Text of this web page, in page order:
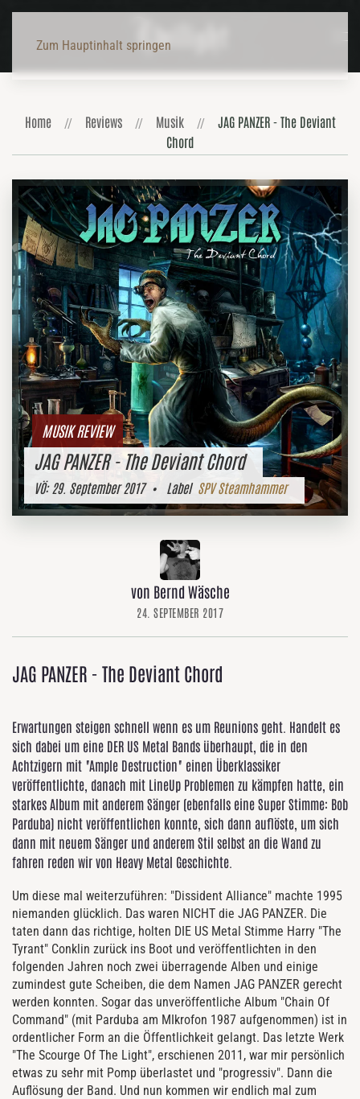
Zum Hauptinhalt springen
Home Reviews Musik
JAG PANZER - The Deviant
Chord
MUSIK REVIEW
JAG PANZER - The Deviant Chord
VÖ:29. September 2017• Label SPV Steamhammer
von Bernd Wäsche
24. SEPTEMBER 2017
JAG PANZER - The Deviant Chord
Erwartungen steigen schnell wenn es um Reunions geht. Handelt es
sich dabei um eine DER US Metal Bands überhaupt, die in den
Achtzigern mit "Ample Destruction" einen Überklassiker
veröffentlichte, danach mit LineUp Problemen zu kämpfen hatte, ein
starkes Album mit anderem Sänger (ebenfalls eine Super Stimme: Bob
Parduba) nicht veröffentlichen konnte, sich dann auflöste, um sich
dann mit neuem Sänger und anderem Stil selbst an die Wand zu
fahren reden wir von Heavy Metal Geschichte.
Um diese mal weiterzuführen: "Dissident Alliance" machte 1995
niemanden glücklich. Das waren NICHT die JAG PANZER. Die
taten dann das richtige, holten DIE US Metal Stimme Harry "The
Tyrant" Conklin zurück ins Boot und veröffentlichten in den
folgenden Jahren noch zwei überragende Alben und einige
zumindest gute Scheiben, die dem Namen JAG PANZER gerecht
werden konnten. Sogar das unveröffentliche Album "Chain Of
Command" (mit Parduba am MIkrofon 1987 aufgenommen) ist in
ordentlicher Form an die Öffentlichkeit gelangt. Das letzte Werk
"The Scourge Of The Light", erschienen 2011, war mir persönlich
etwas zu sehr mit Pomp überlastet und "progressiv". Dann die
Auflösung der Band. Und nun kommen wir endlich mal zum